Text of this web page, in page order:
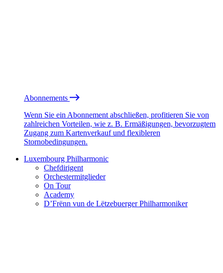
Abonnements
Wenn Sie ein Abonnement abschließen, profitieren Sie von
zahlreichen Vorteilen, wie z. B. Ermäßigungen, bevorzugtem
Zugang zum Kartenverkauf und flexibleren
Stornobedingungen.
Luxembourg Philharmonic
Chefdirigent
Orchestermitglieder
On Tour
Academy
D’Frënn vun de Lëtzebuerger Philharmoniker